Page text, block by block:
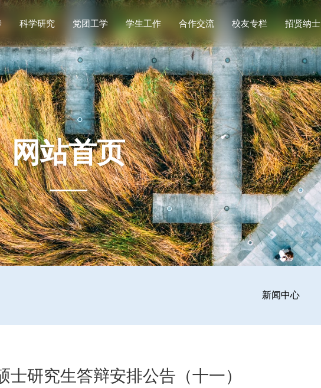
育
科学研究
科研概况
科研平台
科研机构
科研动态
党团工学
党建工作
团学工作
工会工作
理论学习
第一议题
学生工作
重要通知
思政工作
实践竞赛
就业服务
合作交流
国际交流
学术交流
校企合作
校友专栏
校友活动
校友风采
基金捐赠
杰出校友
招贤纳士
网站首页
新闻中心
士研究生答辩安排公告（十一）